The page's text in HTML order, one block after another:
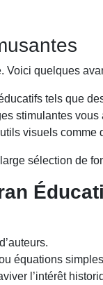
Voici quelques
tels que
stimulantes vous
visuels
sélection de
équations
l’intérêt